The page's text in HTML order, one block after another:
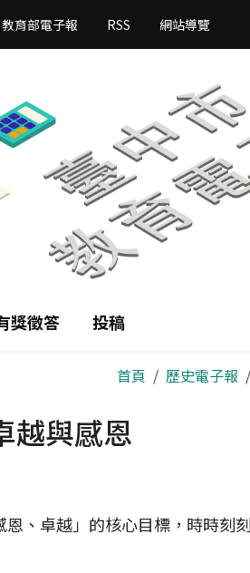
教育部電子報 RSS 網站導覽
獎徵答 投稿
首頁 歷史電子報
與感恩
、卓越」的核心目標，時時刻